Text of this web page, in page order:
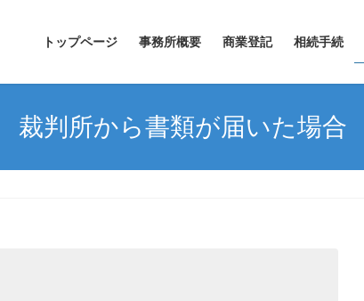
トップページ 事務所概要 商業登記 相続手続
裁判所から書類が届いた場合